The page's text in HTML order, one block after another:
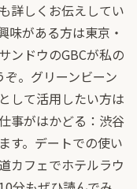
詳しくお伝えしてい
味がある方は東京・
ンドウのGBCが私の
。グリーンビーン
して活用したい方は
事がはかどる：渋谷
す。デートでの使い
カフェでホテルラウ